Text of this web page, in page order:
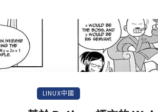
LINUX中國